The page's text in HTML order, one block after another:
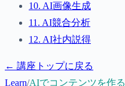
10. AI画像生成
11 . AI競合分析
12. AI社内説得
← 講座トップに戻る
Learn/AIでコンテンツを作る